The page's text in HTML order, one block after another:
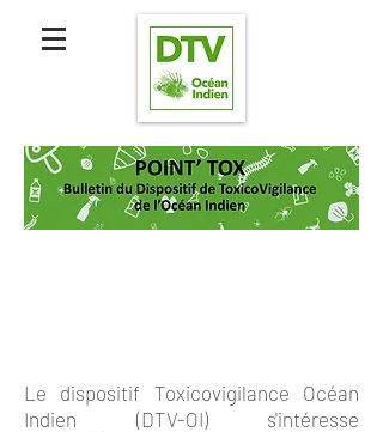
Le dispositif Toxicovigilance Océan
Indien (DTV-OI) s'intéresse